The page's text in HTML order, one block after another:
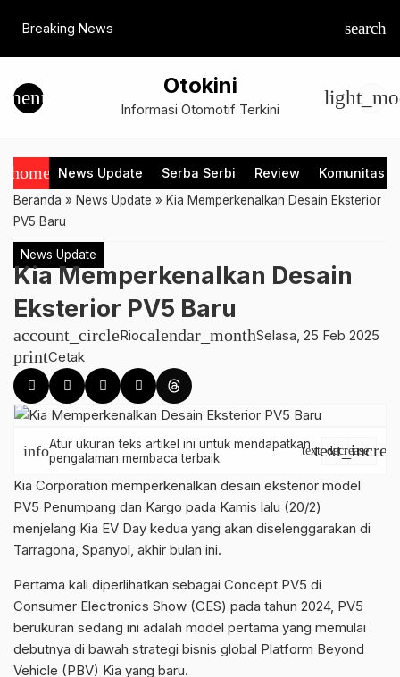
Breaking News search
menu Otokini
Informasi Otomotif Terkini
home News Update Serba Serbi Review Komunitas
Beranda » News Update » Kia Memperkenalkan Desain Eksterior
PV5 Baru
News Update
Kia Memperkenalkan Desain
Eksterior PV5 Baru
account_circleRiocalendar_monthSelasa, 25 Feb 2025
printCetak
infoAtur ukuran teks artikel ini untuk mendapatkan
pengalaman membaca terbaik.
text_decrease
Kia Corporation memperkenalkan desain eksterior model
PV5 Penumpang dan Kargo pada Kamis lalu (20/2)
menjelang Kia EV Day kedua yang akan diselenggarakan di
Tarragona, Spanyol, akhir bulan ini.
Pertama kali diperlihatkan sebagai Concept PV5 di
Consumer Electronics Show (CES) pada tahun 2024, PV5
berukuran sedang ini adalah model pertama yang memulai
debutnya di bawah strategi bisnis global Platform Beyond
Vehicle (PBV) Kia yang baru.